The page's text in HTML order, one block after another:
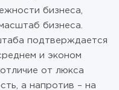
бизнеса,
бизнеса.
подтверждается
и эконом
от люкса
а напротив – на